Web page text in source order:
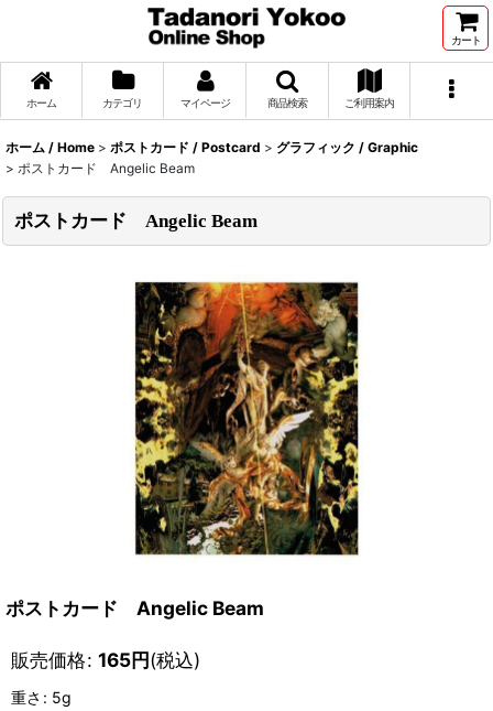
カート
ホーム カテゴリ マイページ 商品検索 ご利用案内
ホーム / Home > ポストカード / Postcard > グラフィック / Graphic
> ポストカード Angelic Beam
ポストカード Angelic Beam
ポストカード Angelic Beam
販売価格: 165円(税込)
重さ : 5g